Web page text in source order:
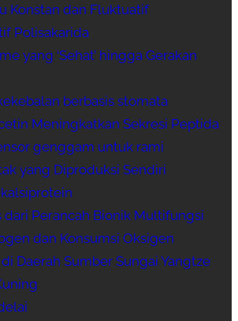
Konstan dan Fluktuatif
Polisakarida
yang ‘Sehat’ hingga Gerakan
berbasis stomata
Meningkatkan Sekresi Peptida
genggam untuk rami
yang Diproduksi Sendiri
dari Perancah Bionik Multifungsi
dan Konsumsi Oksigen
Daerah Sumber Sungai Yangtze